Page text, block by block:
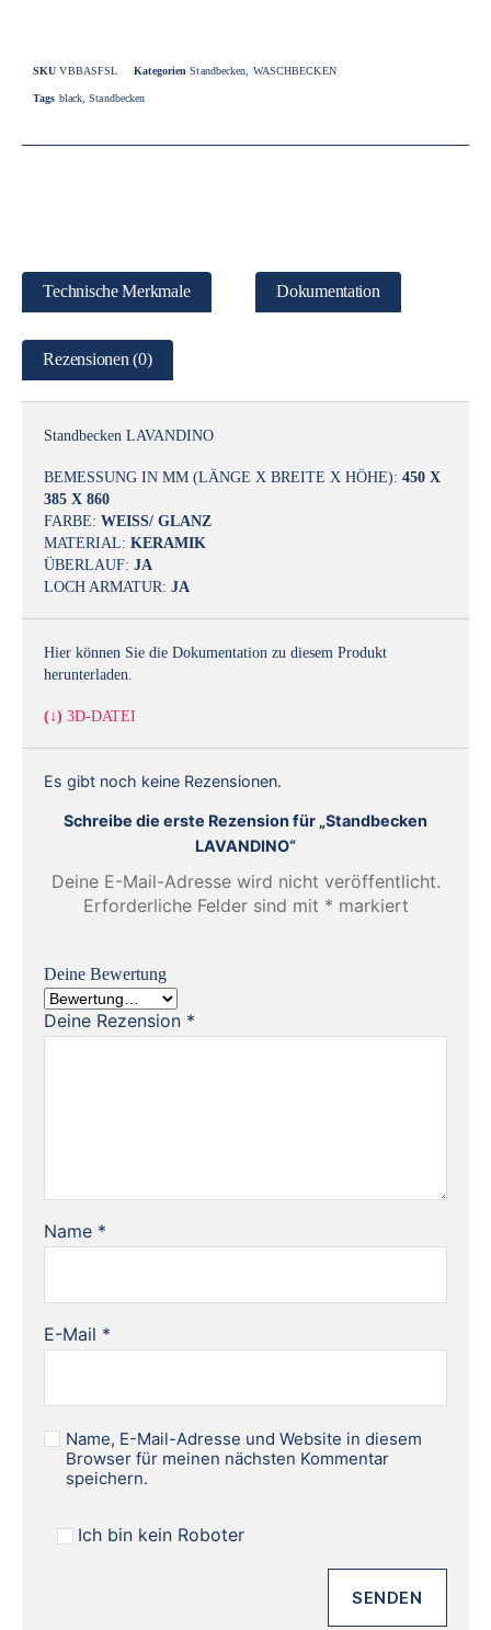
SKUVBBASFSL Kategorien Standbecken WASCHBECKEN
Tags black ,Standbecken
Technische Merkmale Dokumentation
Rezensionen (0)
Standbecken LAVANDINO
BEMESSUNG IN MM (LÄNGE X BREITE X HÖHE): 450 X
385 X 860
FARBE: WEISS/ GLANZ
MATERIAL: KERAMIK
ÜBERLAUF: JA
LOCH ARMATUR: JA
Hier können Sie die Dokumentation zu diesem Produkt
herunterladen.
(↓) 3D-DATEI
Es gibt noch keine Rezensionen.
Schreibe die erste Rezension für „Standbecken
LAVANDINO“
Deine E-Mail-Adresse wird nicht veröffentlicht.
Erforderliche Felder sind mit * markiert
Deine Bewertung
Deine Rezension *
Name *
E-Mail *
Name, E-Mail-Adresse und Website in diesem
Browser für meinen nächsten Kommentar
speichern.
Ich bin kein Roboter